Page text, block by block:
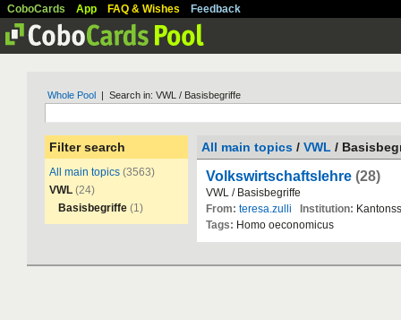
CoboCards App FAQ & Wishes Feedback
Whole Pool | Search in: VWL / Basisbegriffe
Filter search
All main topics (3563)
VWL (24)
Basisbegriffe (1)
All main topics / VWL /
Volkswirtschaftslehre (28)
VWL / Basisbegriffe
From: teresa.zulli Institution:
Tags: Homo oeconomicus